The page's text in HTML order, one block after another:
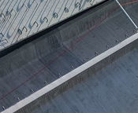
레티코 이적 기뻐…등번호 7
표 경선, 제주·인천 권리당원
'무더위'…동해안 시간당 30
감독님이 원하는 마음 느꼈
박 '펄펄'…동해안 일부 지역